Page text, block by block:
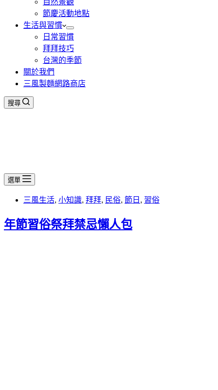
自然景觀
節慶活動地點
生活與習慣
日常習慣
拜拜技巧
台灣的季節
關於我們
三風製麵網路商店
搜尋
選單
三風生活, 小知識, 拜拜, 民俗, 節日 , 習俗
年節習俗祭拜禁忌懶人包